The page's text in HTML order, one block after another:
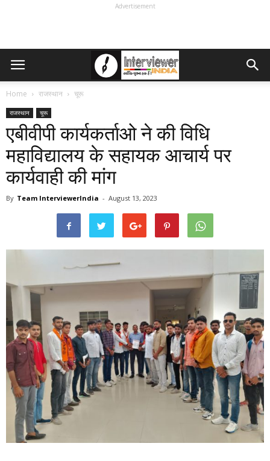
Advertisement
Home राजस्थान चूरू
राजस्थान चूरू
एबीवीपी कार्यकर्ताओ ने की विधि
महाविद्यालय के सहायक आचार्य पर
कार्यवाही की मांग
By Team InterviewerIndia - August 13, 2023